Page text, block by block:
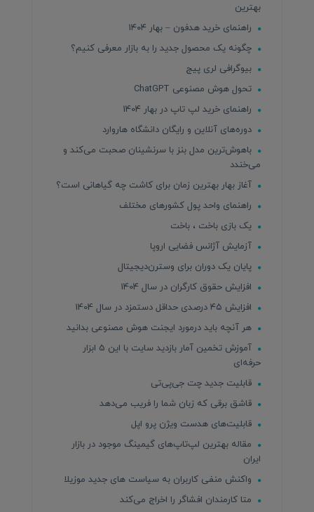
بهترین
راهنمای خرید هدفون – بهار ۱۴۰۴
چگونه یک محصول جدید را به بازار معرفی کنیم؟
بیوگرافی لری پیج
تحول هوش مصنوعی ChatGPT
راهنمای خرید لپ تاپ در بهار 1404
دوره‌های آنلاین و رایگان دانشگاه هاروارد
باهوش‌ترین مدل بنز با سرنشینان صحبت می‌کند و
می‌خندد
آغاز بهار بهترین زمان برای کاشت چه گیاهانی است؟
راهنمای واحد پول کشورهای مختلف
یک بازی باخت ، باخت
آزمایش آژانس فضایی اروپا
پایان یک دوران برای وسترن‌دیجیتال
افزایش حقوق کارگران در سال 1404
افزایش ۴۵ درصدی حداقل دستمزد در سال 1404
هر آنچه باید درمورد ایجنت هوش مصنوعی بدانید
آموزش تخمین آمار بازدید سایت با این 5 ابزار
حرفه‌ای
قابلیت جدید چت جی‌پی‌تی
قاشق برقی که زبان شما را فریب می‌دهد
قابلیت‌های هدست ویژن پرو اپل
مقاله بهترین لپ‌تاپ‌های گیمینگ موجود در بازار
ایران
واکنش منفی کاربران به سیاست های جدید موزیلا
متا کارمندان افشاگر را اخراج می‌کند